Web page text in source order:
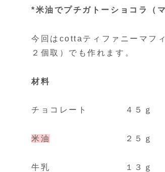
*米油でプチガトーショコラ（
今回はcottaティファニーマフ
２個取）でも作れます。
材料
チョコレート ４５ｇ
米油 ２５ｇ
牛乳 １３ｇ